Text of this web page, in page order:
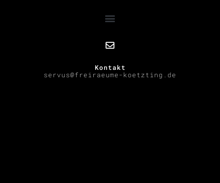
Kontakt
servus@freiraeume-koetzting.de